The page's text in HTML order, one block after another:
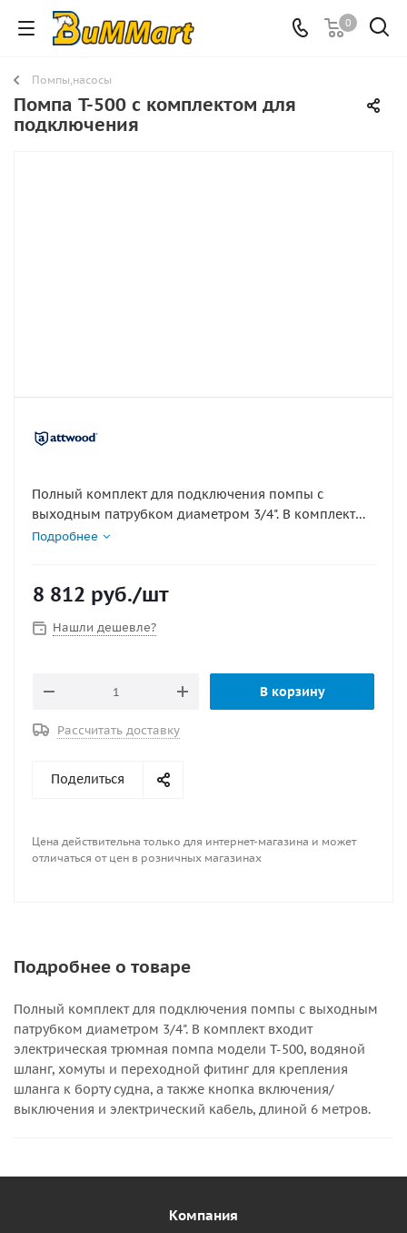
0
Помпы,насосы
Помпа T-500 с комплектом для
подключения
Полный комплект для подключения помпы с
выходным патрубком диаметром 3/4". В комплект
входит электрическая трюмная помпа модели T-500,
включения/выключения и электрический кабель,
Подробнее
8 812 руб./шт
Нашли дешевле?
В корзину
Рассчитать доставку
Поделиться
Цена действительна только для интернет-магазина и может
отличаться от цен в розничных магазинах
Подробнее о товаре
Полный комплект для подключения помпы с выходным
патрубком диаметром 3/4". В комплект входит
электрическая трюмная помпа модели T-500, водяной
шланг, хомуты и переходной фитинг для крепления
шланга к борту судна, а также кнопка включения/
выключения и электрический кабель, длиной 6 метров.
Компания